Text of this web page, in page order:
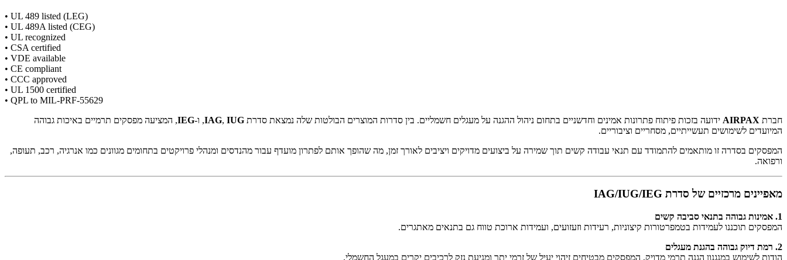
• UL 489 listed (LEG)
• UL 489A listed (CEG)
• UL recognized
• CSA certified
• VDE available
• CE compliant
• CCC approved
• UL 1500 certified
• QPL to MIL-PRF-55629
חברת AIRPAX ידועה בזכות פיתוח פתרונות אמינים וחדשניים בתחום ניהול ההגנה על מעגלים חשמליים. בין סדרות המוצרים הבולטות שלה נמצאת סדרת IAG, IUG , ו-IEG, המציעה מפסקים תרמיים באיכות גבוהה
המיועדים לשימושים תעשייתיים, מסחריים וציבוריים.
המפסקים בסדרה זו מותאמים להתמודד עם תנאי עבודה קשים תוך שמירה על ביצועים מדויקים ויציבים לאורך זמן, מה שהופך אותם לפתרון מועדף עבור מהנדסים ומנהלי פרויקטים בתחומים מגוונים כמו אנרגיה, רכב, תעופה,
ורפואה.
מאפיינים מרכזיים של סדרת IAG/IUG/IEG
1. אמינות גבוהה בתנאי סביבה קשים
המפסקים תוכננו לעמידות בטמפרטורות קיצוניות, רעידות וזעזועים, ועמידות ארוכת טווח גם בתנאים מאתגרים.
2. רמת דיוק גבוהה בהגנת מעגלים
הודות לשימוש במנגנון הגנה תרמי מדויק, המפסקים מבטיחים זיהוי יעיל של זרמי יתר ומניעת נזק לרכיבים יקרים במעגל החשמלי.